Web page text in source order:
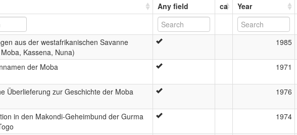
Any field ca Year
aus der westafrikanischen Savanne
Kassena, Nuna)
1985
der Moba 1971
Überlieferung zur Geschichte der Moba
1976
in den Makondi-Geheimbund der Gurma
1974